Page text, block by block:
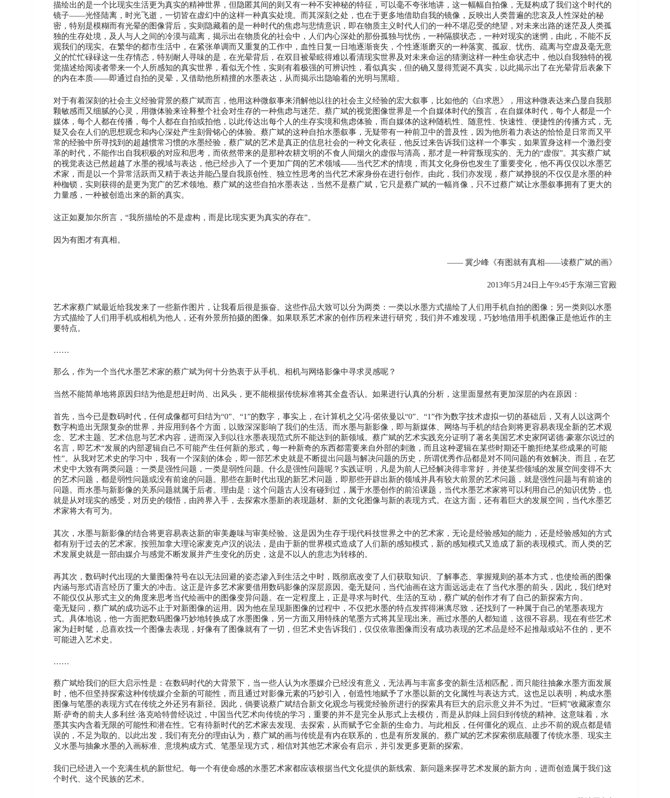
描绘出的是一个比现实生活更为真实的精神世界，但隐匿其间的则又有一种不安神秘的特征，可以毫不夸张地讲，这一幅幅自拍像，无疑构成了我们这个时代的
镜子——光怪陆离，时光飞逝，一切皆在虚幻中的这样一种真实处境。而其深刻之处，也在于更多地借助自我的镜像，反映出人类普遍的悲哀及人性深处的秘
密，特别是模糊而有光晕的图像背后，实则隐藏着的是一种时代的焦虑与悲情意识，即在物质主义时代人们的一种不堪忍受的绝望，对未来出路的迷茫及人类孤
独的生存处境，及人与人之间的冷漠与疏离，揭示出在物质化的社会中，人们内心深处的那份孤独与忧伤，一种隔膜状态，一种对现实的迷惘，由此，不能不反
观我们的现实。在繁华的都市生活中，在紧张单调而又重复的工作中，血性日复一日地逐渐丧失，个性逐渐磨灭的一种落寞、孤寂、忧伤、疏离与空虚及毫无意
义的忙忙碌碌这一生存情态，特别耐人寻味的是，在光晕背后，在双目被晕眩得难以看清现实世界及对未来命运的猜测这样一种生命状态中，他以自我独特的视
觉描述给阅读者带来一个人所感知的真实世界，看似无个性，实则有着极强的可辨识性，看似真实，但的确又显得荒诞不真实，以此揭示出了在光晕背后表象下
的内在本质——即通过自拍的灵晕，又借助他所精擅的水墨表达，从而揭示出隐喻着的光明与黑暗。
对于有着深刻的社会主义经验背景的蔡广斌而言，他用这种微叙事来消解他以往的社会主义经验的宏大叙事，比如他的《白求恩》，用这种微表达来凸显自我那
颗敏感而又细腻的心灵，用微体验来诠释整个社会对生存的一种焦虑与迷茫。蔡广斌的视觉图像世界是一个自媒体时代的预言，在自媒体时代，每个人都是一个
媒体，每个人都在传播，每个人都在自拍或拍他，以此传达出每个人的生存实境和焦虑体验，而自媒体的这种随机性、随意性、快速性、便捷性的传播方式，无
疑又会在人们的思想观念和内心深处产生刻骨铭心的体验。蔡广斌的这种自拍水墨叙事，无疑带有一种前卫中的普及性，因为他所着力表达的恰恰是日常而又平
常的经验中所寻找到的超越惯常习惯的水墨经验，蔡广斌的艺术是真正的信息社会的一种文化表征，他反过来告诉我们这样一个事实，如果置身这样一个激烈变
革的时代，不能作出自我积极的对应和思考，而依然带来的是那种农耕文明的不食人间烟火的虚假与清高，那才是一种背叛现实的、无力的“虚假”。其实蔡广斌
的视觉表达已然超越了水墨的视域与表达，他已经步入了一个更加广阔的艺术领域——当代艺术的情境，而其文化身份也发生了重要变化，他不再仅仅以水墨艺
术家，而是以一个异常活跃而又精于表达并能凸显自我原创性、独立性思考的当代艺术家身份在进行创作。由此，我们亦发现，蔡广斌挣脱的不仅仅是水墨的种
种枷锁，实则获得的是更为宽广的艺术领地。蔡广斌的这些自拍水墨表达，当然不是蔡广斌，它只是蔡广斌的一幅肖像，只不过蔡广斌让水墨叙事拥有了更大的
力量感，一种被创造出来的新的真实。
这正如夏加尔所言，“我所描绘的不是虚构，而是比现实更为真实的存在”。
因为有图才有真相。
—— 冀少峰《有图就有真相——读蔡广斌的画》
2013年5月24日上午9:45于东湖三官殿
艺术家蔡广斌最近给我发来了一些新作图片，让我看后很是振奋。这些作品大致可以分为两类：一类以水墨方式描绘了人们用手机自拍的图像；另一类则以水墨
方式描绘了人们用手机或相机为他人，还有外景所拍摄的图像。如果联系艺术家的创作历程来进行研究，我们并不难发现，巧妙地借用手机图像正是他近作的主
要特点。
……
那么，作为一个当代水墨艺术家的蔡广斌为何十分热衷于从手机、相机与网络影像中寻求灵感呢？
当然不能简单地将原因归结为他是想赶时尚、出风头，更不能根据传统标准将其全盘否认。如果进行认真的分析，这里面显然有更加深层的内在原因：
首先，当今已是数码时代，任何成像都可归结为“0”、“1”的数字，事实上，在计算机之父冯·偌依曼以“0”、“1”作为数字技术虚拟一切的基础后，又有人以这两个
数字构造出无限复杂的世界，并应用到各个方面，以致深深影响了我们的生活。而水墨与新影像，即与新媒体、网络与手机的结合则将更容易表现全新的艺术观
念、艺术主题、艺术信息与艺术内容，进而深入到以往水墨表现范式所不能达到的新领域。蔡广斌的艺术实践充分证明了著名美国艺术史家阿诺德·豪塞尔说过的
名言，即艺术“发展的内部逻辑自己不可能产生任何新的形式，每一种新奇的东西都需要来自外部的刺激，而且这种逻辑在某些时期还干脆拒绝某些成果的可能
性”。从我对艺术史的学习中，我有一个深刻的体会，即一部艺术史就是不断提出问题与解决问题的历史，所谓优秀作品都是对不同问题的有效解决。而且，在艺
术史中大致有两类问题：一类是强性问题，一类是弱性问题。什么是强性问题呢？实践证明，凡是为前人已经解决得非常好，并使某些领域的发展空间变得不大
的艺术问题，都是弱性问题或没有前途的问题。那些在新时代出现的新艺术问题，即那些开辟出新的领域并具有较大前景的艺术问题，就是强性问题与有前途的
问题。而水墨与新影像的关系问题就属于后者。理由是：这个问题古人没有碰到过，属于水墨创作的前沿课题，当代水墨艺术家将可以利用自己的知识优势，也
就是从对现实的感受，对历史的领悟，由跨界入手，去探索水墨新的表现题材、新的文化图像与新的表现方式。在这方面，还有着巨大的发展空间，当代水墨艺
术家将大有可为。
其次，水墨与新影像的结合将更容易表达新的审美趣味与审美经验。这是因为生存于现代科技世界之中的艺术家，无论是经验感知的能力，还是经验感知的方式
都有别于过去的艺术家。按照加拿大理论家麦克卢汉的说法，是由于新的世界模式造成了人们新的感知模式，新的感知模式又造成了新的表现模式。而人类的艺
术发展史就是一部由媒介与感觉不断发展并产生变化的历史，这是不以人的意志为转移的。
再其次，数码时代出现的大量图像符号在以无法回避的姿态渗入到生活之中时，既彻底改变了人们获取知识、了解事态、掌握规则的基本方式，也使绘画的图像
内涵与形式语言经历了重大的冲击。这正是许多艺术家要借用数码影像的深层原因。毫无疑问，当代油画在这方面远远走在了当代水墨的前头，因此，我们绝对
不能仅仅从形式主义的角度来思考当代绘画中的图像变异问题。在一定程度上，正是寻求与时代、生活的互动，蔡广斌的创作才有了自己的新探索方向。
毫无疑问，蔡广斌的成功远不止于对新图像的运用。因为他在呈现新图像的过程中，不仅把水墨的特点发挥得淋漓尽致，还找到了一种属于自己的笔墨表现方
式。具体地说，他一方面把数码图像巧妙地转换成了水墨图像，另一方面又用特殊的笔墨方式将其呈现出来。画过水墨的人都知道，这很不容易。现在有些艺术
家为赶时髦，总喜欢找一个图像去表现，好像有了图像就有了一切，但艺术史告诉我们，仅仅依靠图像而没有成功表现的艺术品是经不起推敲或站不住的，更不
可能进入艺术史。
……
蔡广斌给我们的巨大启示性是：在数码时代的大背景下，当一些人认为水墨媒介已经没有意义，无法再与丰富多变的新生活相匹配，而只能往抽象水墨方面发展
时，他不但坚持探索这种传统媒介全新的可能性，而且通过对影像元素的巧妙引入，创造性地赋予了水墨以新的文化属性与表达方式。这也足以表明，构成水墨
图像与笔墨的表现方式在传统之外还另有新径。因此，倘要说蔡广斌结合新文化观念与视觉经验所进行的探索具有巨大的启示意义并不为过。“巨鳄”收藏家查尔
斯·萨奇的前夫人多利丝·洛克哈特曾经说过，中国当代艺术向传统的学习，重要的并不是完全从形式上去模仿，而是从韵味上回归到传统的精神。这意味着，水
墨其实内含着无限的可能性和潜在性。它有待新时代的艺术家去发现、去探索，从而赋予它全新的生命力。与此相反，任何僵化的观点、止步不前的观点都是错
误的，不足为取的。以此出发，我们有充分的理由认为，蔡广斌的画与传统是有内在联系的，也是有所发展的。蔡广斌的艺术探索彻底颠覆了传统水墨、现实主
义水墨与抽象水墨的入画标准、意境构成方式、笔墨呈现方式，相信对其他艺术家会有启示，并引发更多更新的探索。
我们已经进入一个充满生机的新世纪。每一个有使命感的水墨艺术家都应该根据当代文化提供的新线索、新问题来探寻艺术发展的新方向，进而创造属于我们这
个时代、这个民族的艺术。